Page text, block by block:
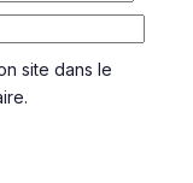
site dans le